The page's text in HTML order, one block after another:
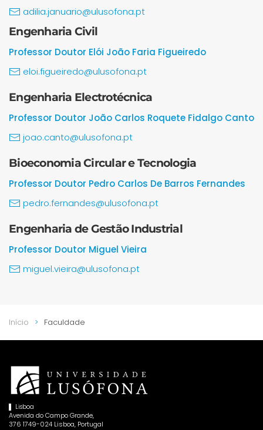
adilia.januario@ulusofona.pt
Engenharia Civil
Professor Doutor Elói João Faria Figueiredo
eloi.figueiredo@ulusofona.pt
Engenharia Electrotécnica
Professor Doutor João Carlos Roquete Fidalgo Canto
joao.canto@ulusofona.pt
Bioeconomia Circular e Tecnologia
Professor Doutor Pedro Carlos De Barros Fernandes
pedro.fernandes@ulusofona.pt
Engenharia de Gestão Industrial
Professor Doutor Miguel Vieira
miguel.vieira@ulusofona.pt
Início Faculdade
Lisboa
Avenida do Campo Grande,
376 1749-024 Lisboa, Portugal